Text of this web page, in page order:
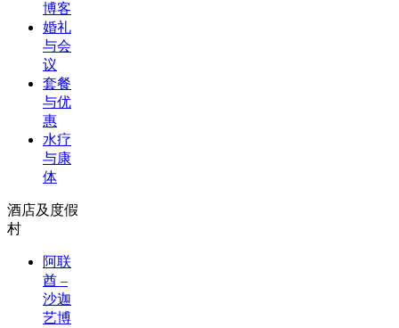
博客
婚礼
与会
议
套餐
与优
惠
水疗
与康
体
酒店及度假
村
阿联
酋 –
沙迦
艺博